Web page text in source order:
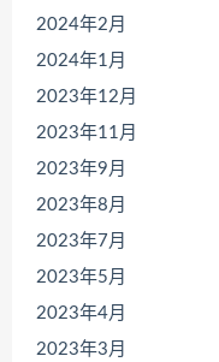
2024年2月
2024年1月
2023年12月
2023年11月
2023年9月
2023年8月
2023年7月
2023年5月
2023年4月
2023年3月